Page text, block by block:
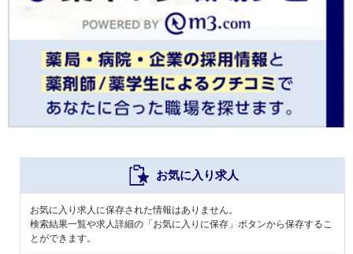
お気に入り求人
お気に入り求人に保存された情報はありません。
検索結果一覧や求人詳細の「お気に入りに保存」ボタンから保存するこ
とができます。